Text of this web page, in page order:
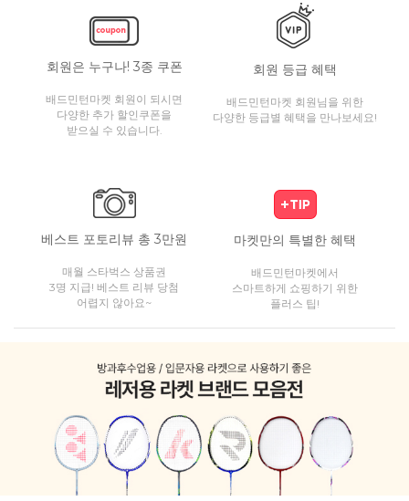
회원은 누구나! 3종 쿠폰
배드민턴마켓 회원이 되시면
다양한 추가 할인쿠폰을
받으실 수 있습니다.
회원 등급 혜택
배드민턴마켓 회원님을 위한
다양한 등급별 혜택을 만나보세요!
베스트 포토리뷰 총 3만원
매월 스타벅스 상품권
3명 지급! 베스트 리뷰 당첨
어렵지 않아요~
마켓만의 특별한 혜택
배드민턴마켓에서
스마트하게 쇼핑하기 위한
플러스 팁!